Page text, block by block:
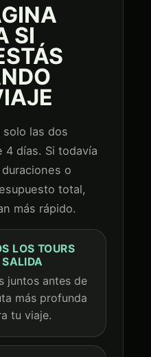
SI
solo las dos
días. Si todavía
o
total,
más rápido.
LOS TOURS
SALIDA
juntos antes de
más profunda
tu viaje.